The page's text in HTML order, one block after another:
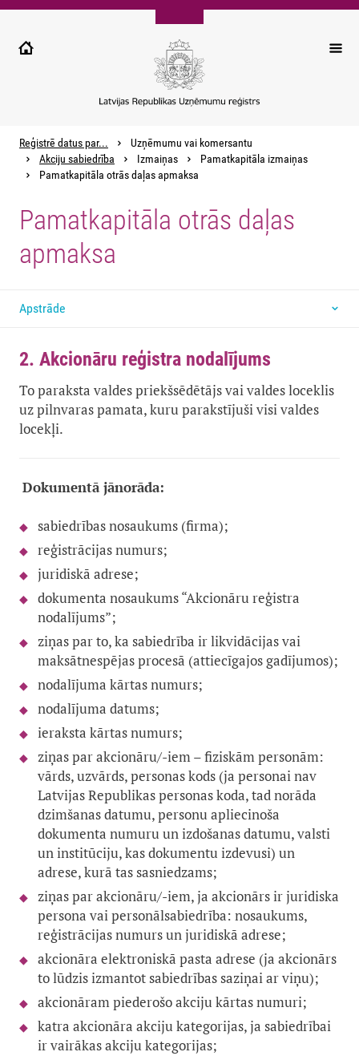
Pārlekt
galveno
Reģistrē datus par...
Uzņēmumu vai komersantu
Akciju sabiedrība
Izmaiņas
Pamatkapitāla izmaiņas
Pamatkapitāla otrās daļas apmaksa
Pamatkapitāla otrās daļas
apmaksa
Apstrāde
2. Akcionāru reģistra nodalījums
To paraksta valdes priekšsēdētājs vai valdes loceklis
uz pilnvaras pamata, kuru parakstījuši visi valdes
locekļi.
Dokumentā jānorāda:
sabiedrības nosaukums (firma);
reģistrācijas numurs;
juridiskā adrese;
dokumenta nosaukums “Akcionāru reģistra
nodalījums”;
ziņas par to, ka sabiedrība ir likvidācijas vai
maksātnespējas procesā (attiecīgajos gadījumos);
nodalījuma kārtas numurs;
nodalījuma datums;
ieraksta kārtas numurs;
ziņas par akcionāru/-iem – fiziskām personām:
vārds, uzvārds, personas kods (ja personai nav
Latvijas Republikas personas koda, tad norāda
dzimšanas datumu, personu apliecinoša
dokumenta numuru un izdošanas datumu, valsti
un institūciju, kas dokumentu izdevusi) un
adrese, kurā tas sasniedzams;
ziņas par akcionāru/-iem, ja akcionārs ir juridiska
persona vai personālsabiedrība: nosaukums,
reģistrācijas numurs un juridiskā adrese;
akcionāra elektroniskā pasta adrese (ja akcionārs
to lūdzis izmantot sabiedrības saziņai ar viņu);
akcionāram piederošo akciju kārtas numuri;
katra akcionāra akciju kategorijas, ja sabiedrībai
ir vairākas akciju kategorijas;